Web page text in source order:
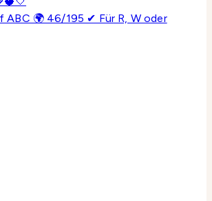
ABC 🌍 46/195 ✔ Für R, W oder